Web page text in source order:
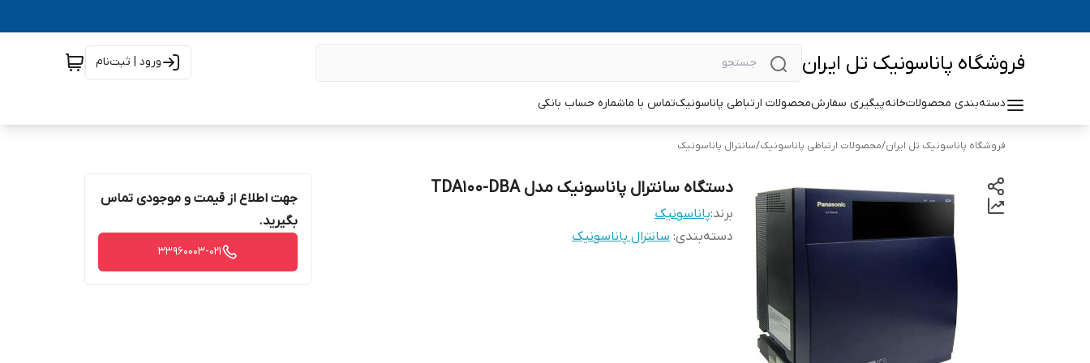
فروشگاه پاناسونیک تل ایران ورود | ثبت‌نام
دسته‌بندی محصولاتخانهپیگیری سفارشمحصولات ارتباطی پاناسونیکتماس با ماشماره حساب بانکی
فروشگاه پاناسونیک تل ایران/محصولات ارتباطی پاناسونیک/سانترال پاناسونیک
دستگاه سانترال پاناسونیک مدل TDA100-DBA
برند:پاناسونیک
دسته‌بندی: سانترال پاناسونیک
جهت اطلاع از قیمت و موجودی تماس
بگیرید.
33960003-021